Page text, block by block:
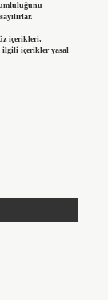
içerikleri,
içerikler yasal